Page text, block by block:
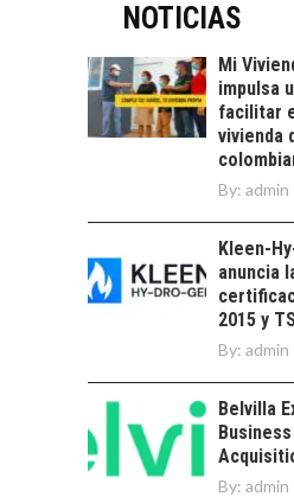
ALLÁ DEL
pymes en
EL
LOS
CHILE
El auge
servicios
TORRES DEL
SU
TURISMO
ECONOMÍA
Torres del
motor clave
NOTICIAS
Mi
impulsa
facilitar
vivienda
By: admin
Kleen-
anuncia
2015 y
By: admin
Belvilla
By: admin